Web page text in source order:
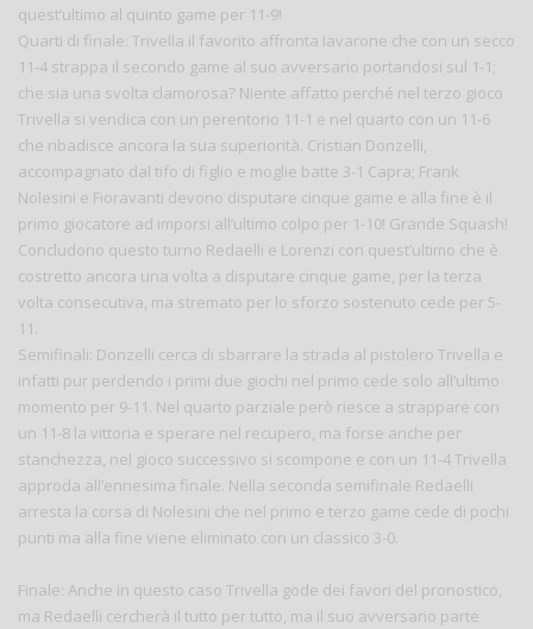
quest’ultimo al quinto game per 11-9!
Quarti di finale: Trivella il favorito affronta Iavarone che con un secco
11-4 strappa il secondo game al suo avversario portandosi sul 1-1;
che sia una svolta clamorosa? Niente affatto perché nel terzo gioco
Trivella si vendica con un perentorio 11-1 e nel quarto con un 11-6
che ribadisce ancora la sua superiorità. Cristian Donzelli,
accompagnato dal tifo di figlio e moglie batte 3-1 Capra; Frank
Nolesini e Fioravanti devono disputare cinque game e alla fine è il
primo giocatore ad imporsi all’ultimo colpo per 1-10! Grande Squash!
Concludono questo turno Redaelli e Lorenzi con quest’ultimo che è
costretto ancora una volta a disputare cinque game, per la terza
volta consecutiva, ma stremato per lo sforzo sostenuto cede per 5-
11.
Semifinali: Donzelli cerca di sbarrare la strada al pistolero Trivella e
infatti pur perdendo i primi due giochi nel primo cede solo all’ultimo
momento per 9-11. Nel quarto parziale però riesce a strappare con
un 11-8 la vittoria e sperare nel recupero, ma forse anche per
stanchezza, nel gioco successivo si scompone e con un 11-4 Trivella
approda all’ennesima finale. Nella seconda semifinale Redaelli
arresta la corsa di Nolesini che nel primo e terzo game cede di pochi
punti ma alla fine viene eliminato con un classico 3-0.
Finale: Anche in questo caso Trivella gode dei favori del pronostico,
ma Redaelli cercherà il tutto per tutto, ma il suo avversario parte